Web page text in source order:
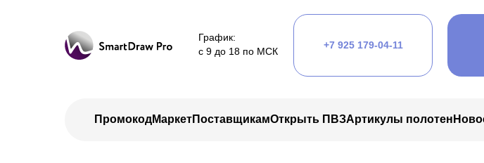
ПромокодМаркетПоставщикамОткрыть ПВЗАртикулы полотен
График:
с 9 до 18 по МСК
+7 925 179-04-11